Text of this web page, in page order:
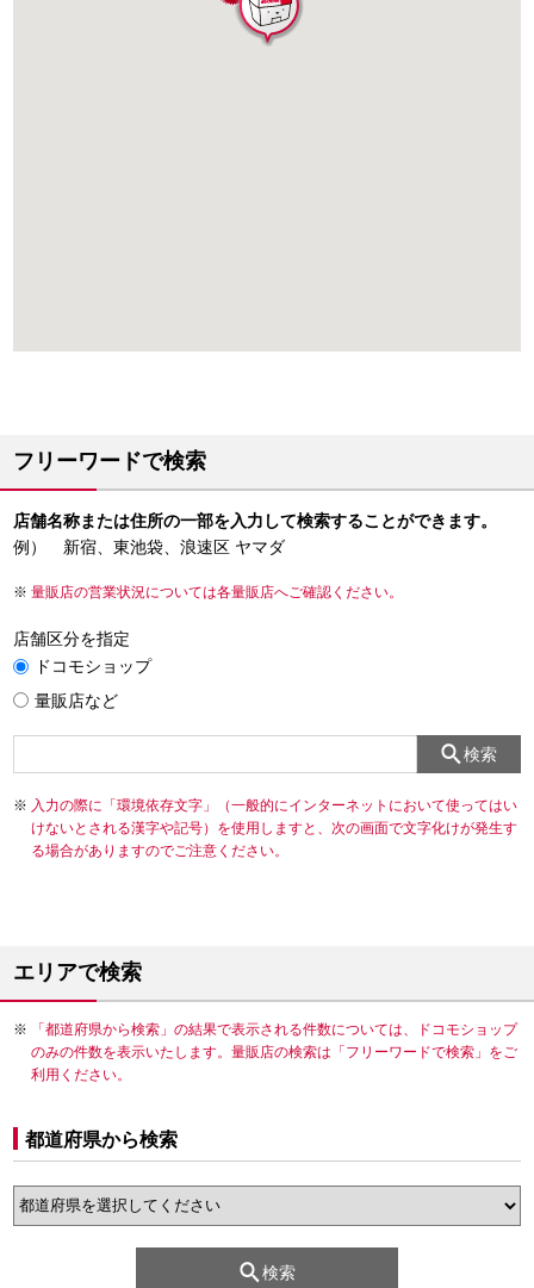
フリーワードで検索
店舗名称または住所の一部を入力して検索することができます。
例） 新宿、東池袋、浪速区 ヤマダ
量販店の営業状況については各量販店へご確認ください。
店舗区分を指定
ドコモショップ
量販店など
検索
入力の際に「環境依存文字」（一般的にインターネットにおいて使ってはい
けないとされる漢字や記号）を使用しますと、次の画面で文字化けが発生す
る場合がありますのでご注意ください。
エリアで検索
「都道府県から検索」の結果で表示される件数については、ドコモショップ
のみの件数を表示いたします。量販店の検索は「フリーワードで検索」をご
利用ください。
都道府県から検索
検索